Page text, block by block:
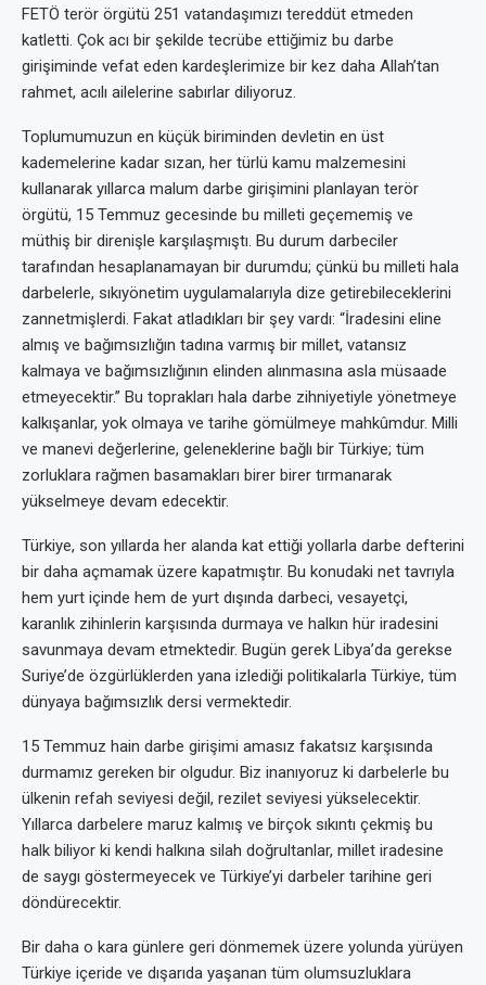
FETÖ terör örgütü 251 vatandaşımızı tereddüt etmeden
katletti. Çok acı bir şekilde tecrübe ettiğimiz bu darbe
girişiminde vefat eden kardeşlerimize bir kez daha Allah’tan
rahmet, acılı ailelerine sabırlar diliyoruz.
Toplumumuzun en küçük biriminden devletin en üst
kademelerine kadar sızan, her türlü kamu malzemesini
kullanarak yıllarca malum darbe girişimini planlayan terör
örgütü, 15 Temmuz gecesinde bu milleti geçememiş ve
müthiş bir direnişle karşılaşmıştı. Bu durum darbeciler
tarafından hesaplanamayan bir durumdu; çünkü bu milleti hala
darbelerle, sıkıyönetim uygulamalarıyla dize getirebileceklerini
zannetmişlerdi. Fakat atladıkları bir şey vardı: “İradesini eline
almış ve bağımsızlığın tadına varmış bir millet, vatansız
kalmaya ve bağımsızlığının elinden alınmasına asla müsaade
etmeyecektir.” Bu toprakları hala darbe zihniyetiyle yönetmeye
kalkışanlar, yok olmaya ve tarihe gömülmeye mahkûmdur. Milli
ve manevi değerlerine, geleneklerine bağlı bir Türkiye; tüm
zorluklara rağmen basamakları birer birer tırmanarak
yükselmeye devam edecektir.
Türkiye, son yıllarda her alanda kat ettiği yollarla darbe defterini
bir daha açmamak üzere kapatmıştır. Bu konudaki net tavrıyla
hem yurt içinde hem de yurt dışında darbeci, vesayetçi,
karanlık zihinlerin karşısında durmaya ve halkın hür iradesini
savunmaya devam etmektedir. Bugün gerek Libya’da gerekse
Suriye’de özgürlüklerden yana izlediği politikalarla Türkiye, tüm
dünyaya bağımsızlık dersi vermektedir.
15 Temmuz hain darbe girişimi amasız fakatsız karşısında
durmamız gereken bir olgudur. Biz inanıyoruz ki darbelerle bu
ülkenin refah seviyesi değil, rezilet seviyesi yükselecektir.
Yıllarca darbelere maruz kalmış ve birçok sıkıntı çekmiş bu
halk biliyor ki kendi halkına silah doğrultanlar, millet iradesine
de saygı göstermeyecek ve Türkiye’yi darbeler tarihine geri
döndürecektir.
Bir daha o kara günlere geri dönmemek üzere yolunda yürüyen
Türkiye içeride ve dışarıda yaşanan tüm olumsuzluklara